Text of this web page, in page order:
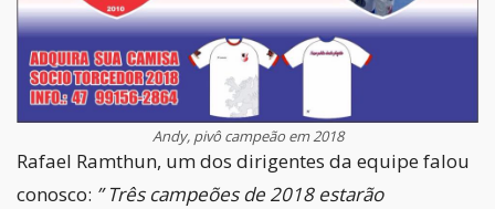
Andy, pivô campeão em 2018
Rafael Ramthun, um dos dirigentes da equipe falou
conosco: ” Três campeões de 2018 estarão